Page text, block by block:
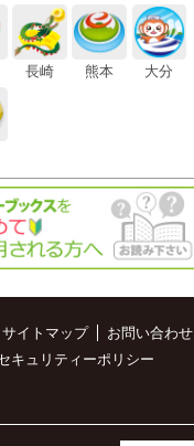
長崎 熊本 大分
サイトマップ
お問い合わせ
キュリティーポリシー